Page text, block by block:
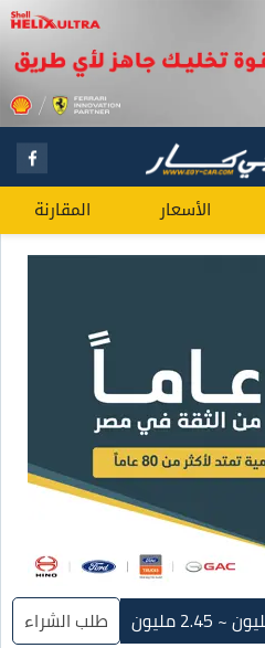
الأسعار المقارنة
طلب الشراء